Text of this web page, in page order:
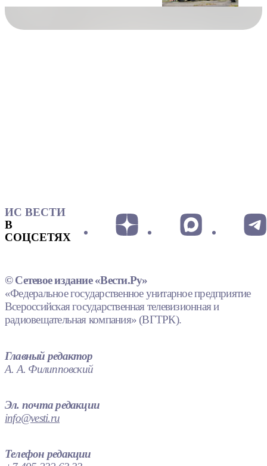
ИС ВЕСТИ
В
СОЦСЕТЯХ
© Сетевое издание «Вести.Ру»
«Федеральное государственное унитарное предприятие
Всероссийская государственная телевизионная и
радиовещательная компания» (ВГТРК).
Главный редактор
А. А. Филипповский
Эл. почта редакции
info@vesti.ru
Телефон редакции